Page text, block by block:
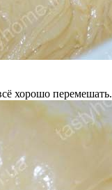
хорошо перемешать.